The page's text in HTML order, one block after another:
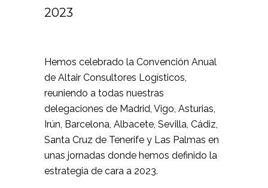
2023
Hemos celebrado la Convención Anual
de Altair Consultores Logísticos,
reuniendo a todas nuestras
delegaciones de Madrid, Vigo, Asturias,
Irún, Barcelona, Albacete, Sevilla, Cádiz,
Santa Cruz de Tenerife y Las Palmas en
unas jornadas donde hemos definido la
estrategia de cara a 2023.